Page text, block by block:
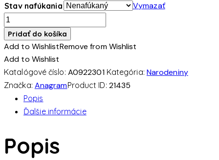
4.60€
8.00€
Stav nafúkania
Vymazať
množstvo
Kruh
-
Mickey
&
priatelia
fóliový
Pridať do košíka
Add to WishlistRemove from Wishlist
Add to Wishlist
Katalógové číslo: A0922301 Kategória: Narodeniny
Značka: AnagramProduct ID: 21435
Popis
Ďalšie informácie
Popis